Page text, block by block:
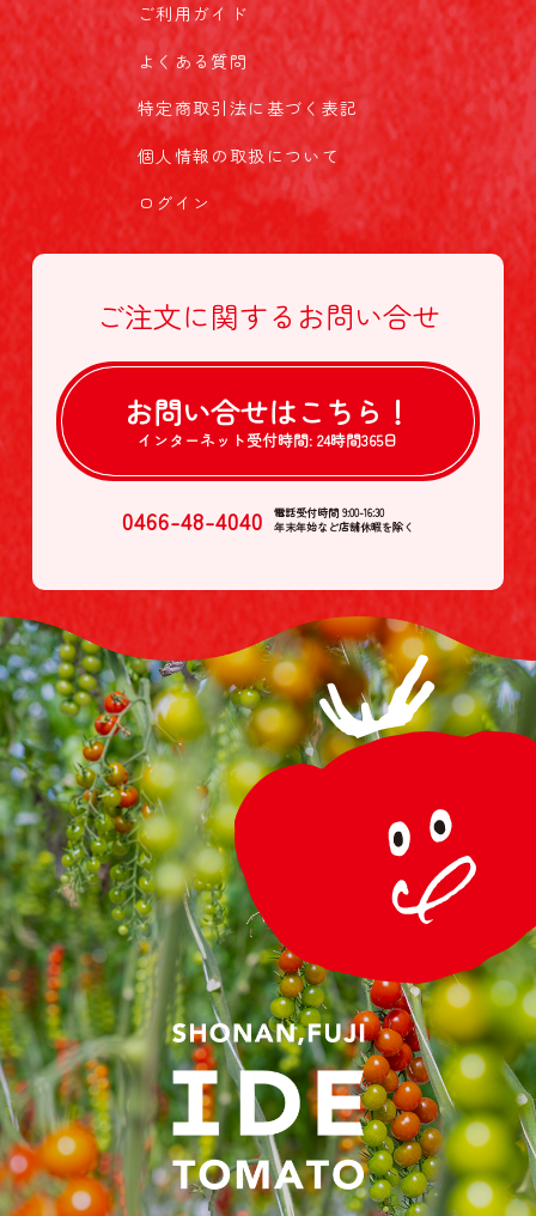
ご利用ガイド
よくある質問
特定商取引法に基づく表記
個人情報の取扱について
ログイン
ご注文に関する お問い合せ
お問い合せはこちら！
インターネット受付時間: 24時間365日
0466-48-4040
電話受付時間 9:00-16:30
年末年始など店舗休暇を除く